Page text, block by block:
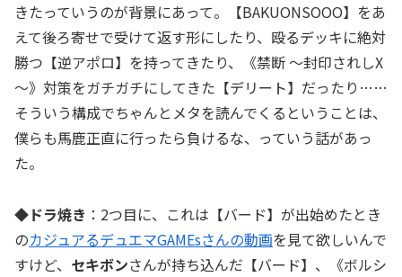
きたっていうのが背景にあって。【BAKUONSOOO】をあ
えて後ろ寄せで受けて返す形にしたり、殴るデッキに絶対
勝つ【逆アポロ】を持ってきたり、《禁断 ～封印されしX
～》対策をガチガチにしてきた【デリート】だったり……
そういう構成でちゃんとメタを読んでくるということは、
僕らも馬鹿正直に行ったら負けるな、っていう話があっ
た。
◆ドラ焼き ：2つ目に、これは【バード】が出始めたとき
のカジュアるデュエマGAMEsさんの動画を見て欲しいんで
すけど、 セキボンさんが持ち込んだ【バード】、《ボルシ